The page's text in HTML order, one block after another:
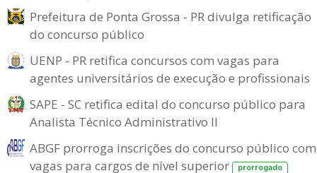
Prefeitura de Ponta Grossa - PR divulga retificação
do concurso público
UENP - PR retifica concursos com vagas para
agentes universitários de execução e profissionais
SAPE - SC retifica edital do concurso público para
Analista Técnico Administrativo II
ABGF prorroga inscrições do concurso público com
vagas para cargos de nível superior
prorrogado